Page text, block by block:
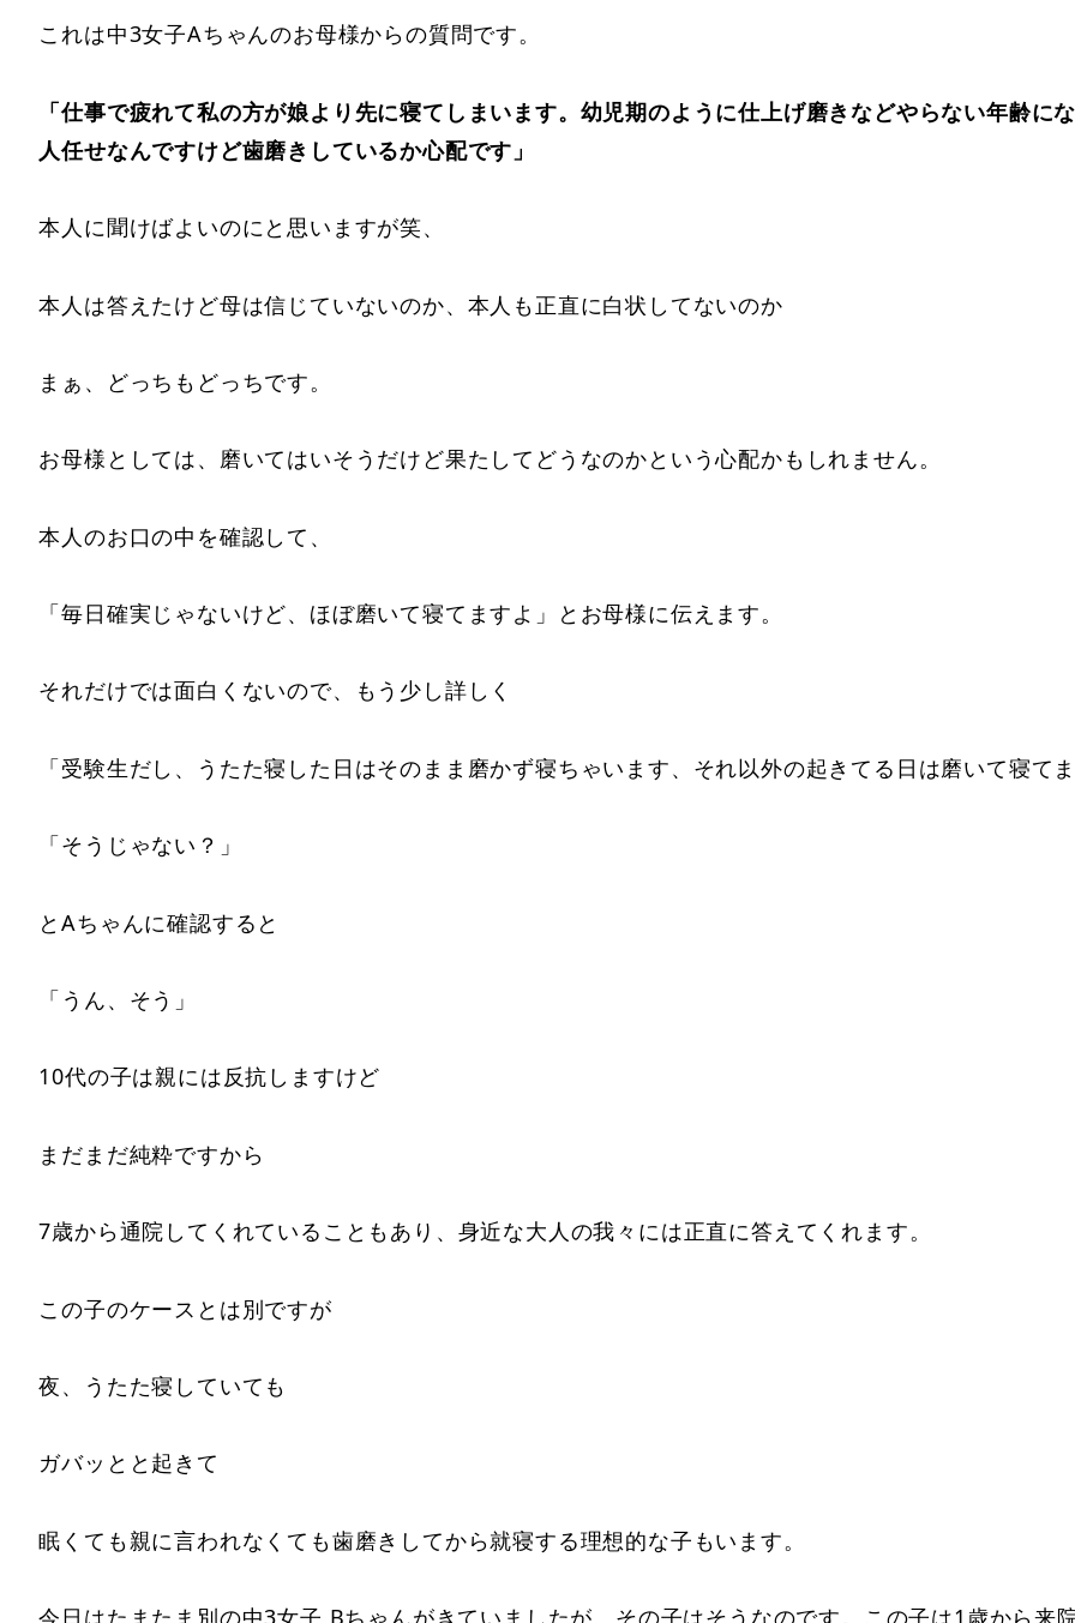
これは中3女子Aちゃんのお母様からの質問です。
「仕事で疲れて私の方が娘より先に寝てしまいます。幼児期のように仕上げ磨きなどやらない年齢に
人任せなんですけど歯磨きしているか心配です」
本人に聞けばよいのにと思いますが笑、
本人は答えたけど母は信じていないのか、本人も正直に白状してないのか
まぁ、どっちもどっちです。
お母様としては、磨いてはいそうだけど果たしてどうなのかという心配かもしれません。
本人のお口の中を確認して、
「毎日確実じゃないけど、ほぼ磨いて寝てますよ」とお母様に伝えます。
それだけでは面白くないので、もう少し詳しく
「受験生だし、うたた寝した日はそのまま磨かず寝ちゃいます、それ以外の起きてる日は磨いて寝てま
「そうじゃない？」
とAちゃんに確認すると
「うん、そう」
10代の子は親には反抗しますけど
まだまだ純粋ですから
7歳から通院してくれていることもあり、身近な大人の我々には正直に答えてくれます。
この子のケースとは別ですが
夜、うたた寝していても
ガバッとと起きて
眠くても親に言われなくても歯磨きしてから就寝する理想的な子もいます。
今日はたまたま別の中3女子 Bちゃんがきていましたが、その子はそうなのです。この子は1歳から来